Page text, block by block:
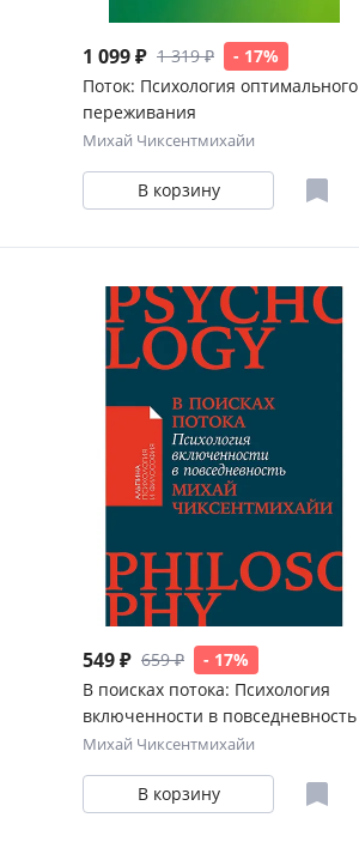
1 099 ₽ 1 319 ₽
- 17%
Поток: Психология оптимального
переживания
Михай Чиксентмихайи
В корзину
549 ₽ 659 ₽
- 17%
В поисках потока: Психология
включенности в повседневность
Михай Чиксентмихайи
В корзину